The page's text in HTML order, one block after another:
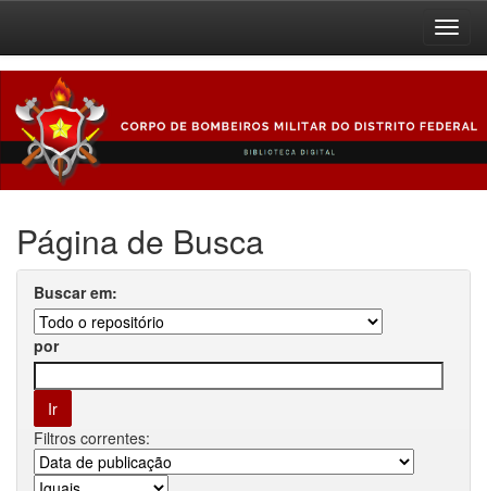
navigation
Página de Busca
Buscar em:
por
Filtros correntes: